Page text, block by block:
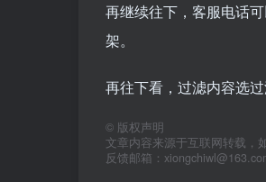
再继续往下，客服电话
架。
再往下看，过滤内容选过
© 版权声明
文章内容来源于互联网转载，
反馈邮箱：